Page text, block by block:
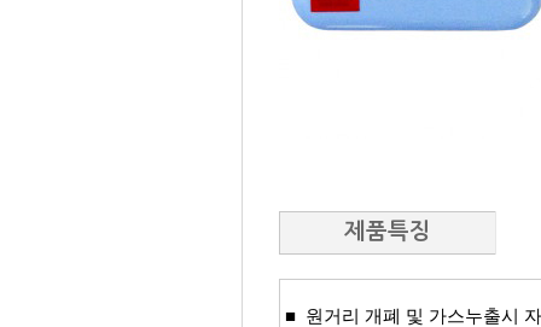
제품특징
■ ​ 원거리 개폐 및 가스누출시